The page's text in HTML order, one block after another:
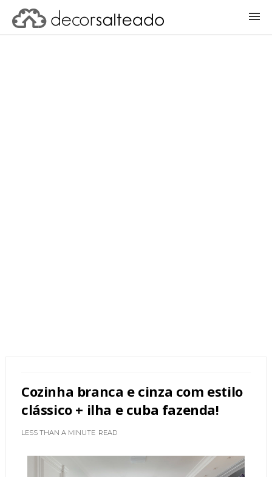
Cozinha branca e cinza com estilo
clássico + ilha e cuba fazenda!
LESS THAN A MINUTE READ